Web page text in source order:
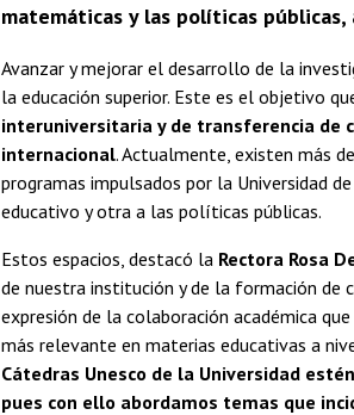
matemáticas y las políticas públicas,
Avanzar y mejorar el desarrollo de la
la educación superior. Este es el objetivo
interuniversitaria y de transferencia de
internacional. Actualmente, existen más
programas impulsados por la Universidad
educativo y otra a las políticas públicas.
Estos espacios, destacó la Rectora Rosa
de nuestra institución y de la formación de
expresión de la colaboración académica
más relevante en materias educativas a
Cátedras Unesco de la Universidad
pues con ello abordamos temas que